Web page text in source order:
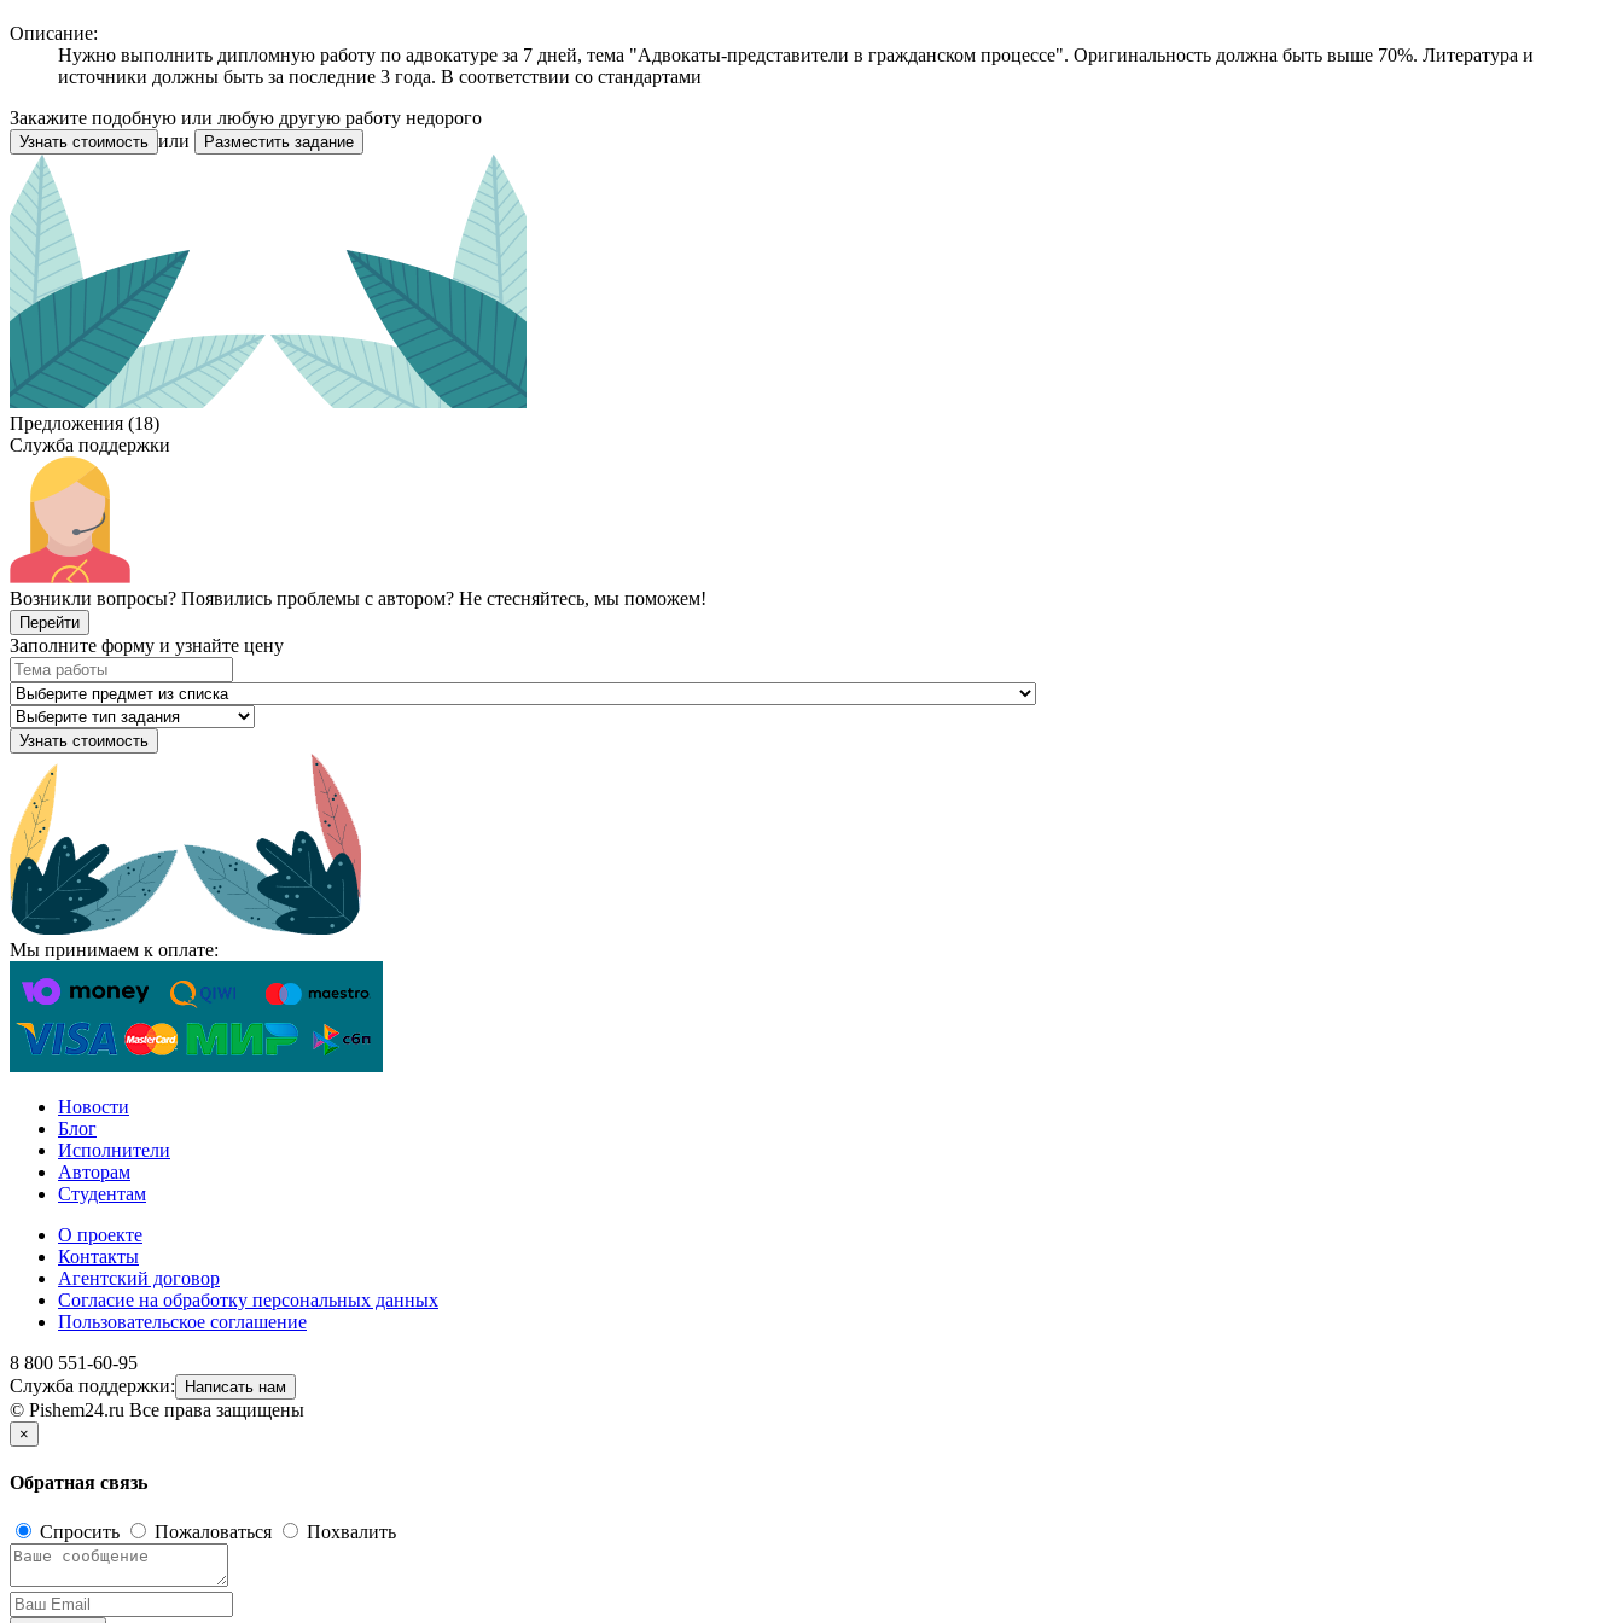
Описание:
Нужно выполнить дипломную работу по адвокатуре за 7 дней, тема "Адвокаты-представители в гражданском процессе". Оригинальность должна быть выше 70%. Литература и
источники должны быть за последние 3 года. В соответствии со стандартами
Закажите подобную или любую другую работу недорого
Узнать стоимость или Разместить задание
Предложения (18)
Служба поддержки
Возникли вопросы? Появились проблемы с автором? Не стесняйтесь, мы поможем!
Перейти
Заполните форму и узнайте цену
Узнать стоимость
Мы принимаем к оплате:
Новости
Блог
Исполнители
Авторам
Студентам
О проекте
Контакты
Агентский договор
Согласие на обработку персональных данных
Пользовательское соглашение
8 800 551-60-95
Служба поддержки:
Написать нам
© Pishem24.ru Все права защищены
×
Обратная связь
Спросить Пожаловаться Похвалить